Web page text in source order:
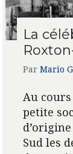
La
Par Mario
Au cours
petite
Sud les